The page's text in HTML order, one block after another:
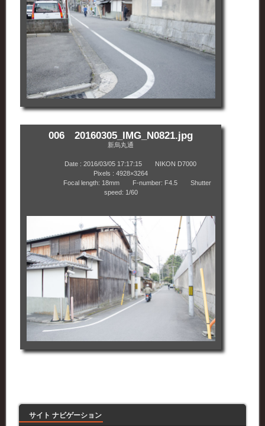
006 20160305_IMG_N0821.jpg
新烏丸通
Date : 2016/03/05 17:17:15 NIKON D7000
Pixels : 4928×3264
Focal length: 18mm F-number: F4.5 Shutter
speed: 1/60
サイト ナビゲーション